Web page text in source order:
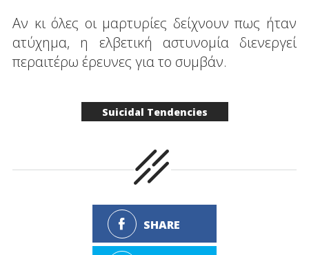
Αν κι όλες οι μαρτυρίες δείχνουν πως ήταν
ατύχημα, η ελβετική αστυνομία διενεργεί
περαιτέρω έρευνες για το συμβάν.
Suicidal Tendencies
SHARE